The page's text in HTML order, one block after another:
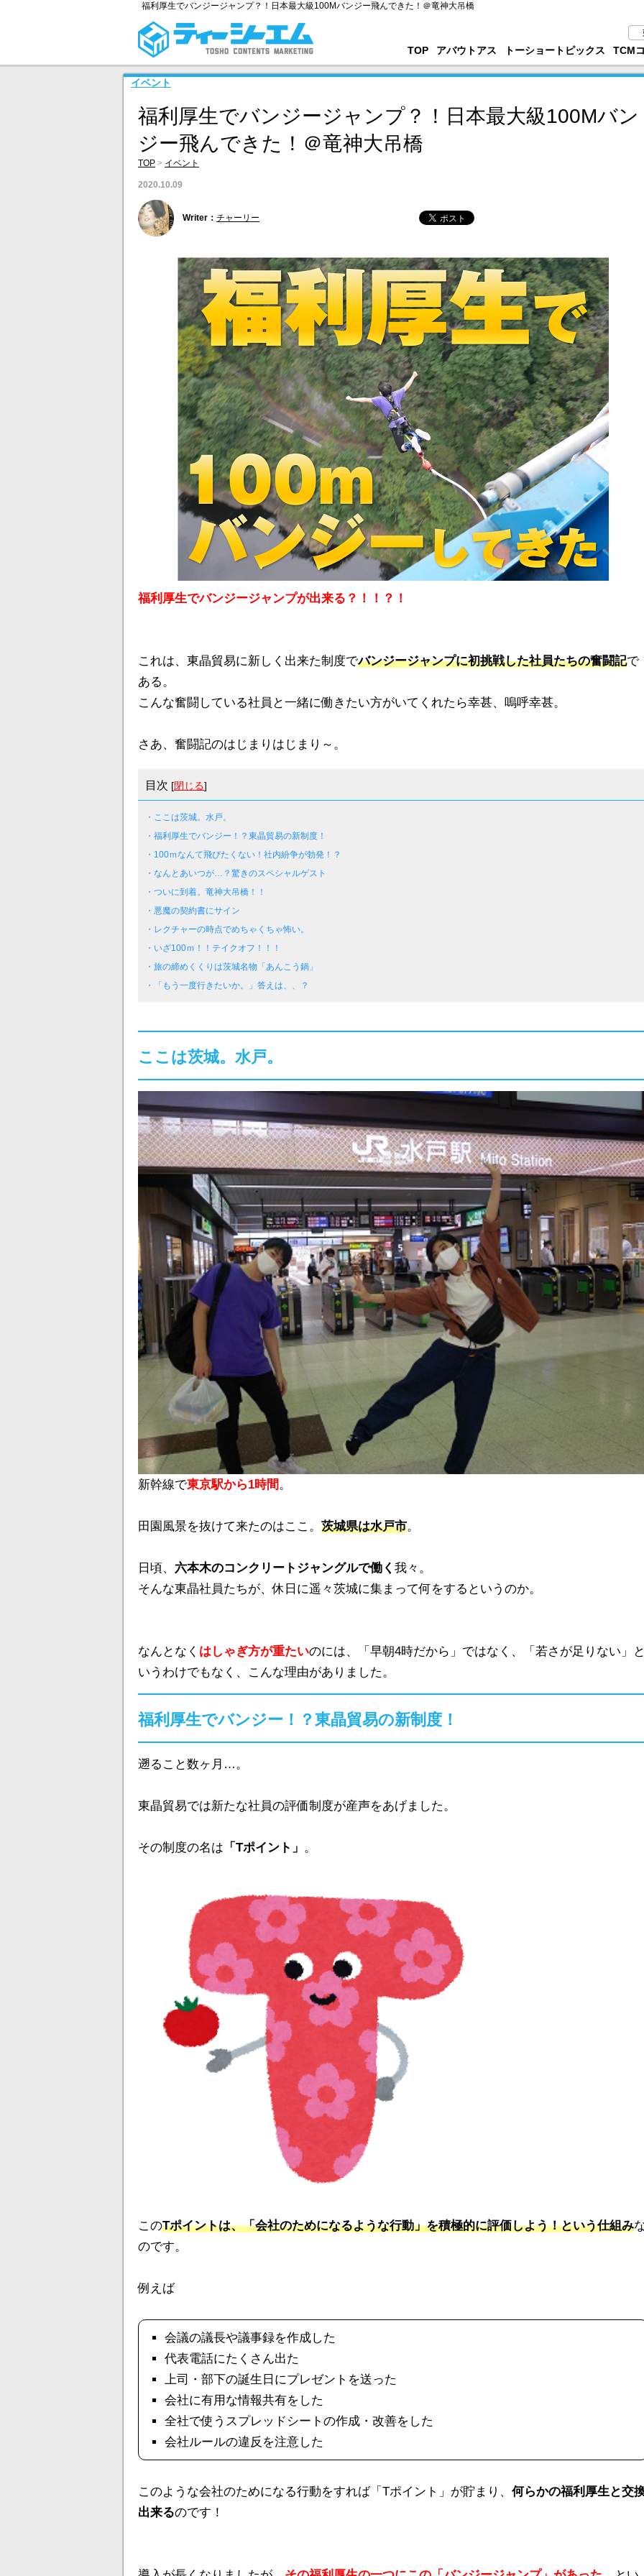
福利厚生でバンジージャンプ？！日本最大級100Mバンジー飛んできた！＠竜神大吊橋
TOP アバウトアス トーショートピックス TCM
イベント
福利厚生でバンジージャンプ？！日本最大級100Mバン
ジー飛んできた！＠竜神大吊橋
TOP > イベント
2020.10.09
Writer： チャーリー
福利厚生でバンジージャンプが出来る？！！？！
これは、東晶貿易に新しく出来た制度でバンジージャンプに初挑戦した社員たちの奮闘記で
ある。
こんな奮闘している社員と一緒に働きたい方がいてくれたら幸甚、嗚呼幸甚。
さあ、奮闘記のはじまりはじまり～。
目次 [閉じる]
・ここは茨城。水戸。
・福利厚生でバンジー！？東晶貿易の新制度！
・100ｍなんて飛びたくない！社内紛争が勃発！？
・なんとあいつが…？驚きのスペシャルゲスト
・ついに到着。竜神大吊橋！！
・悪魔の契約書にサイン
・レクチャーの時点でめちゃくちゃ怖い。
・いざ100ｍ！！テイクオフ！！！
・旅の締めくくりは茨城名物「あんこう鍋」
・「もう一度行きたいか。」答えは、、？
ここは茨城。水戸。
新幹線で東京駅から1時間 。
田園風景を抜けて来たのはここ。 茨城県は水戸市。
日頃、 六本木のコンクリートジャングルで働く 我々。
そんな東晶社員たちが、休日に遥々茨城に集まって何をするというのか。
なんとなく はしゃぎ方が重たいのには、「早朝4時だから」ではなく、「若さが足りない」
いうわけでもなく、こんな理由がありました。
福利厚生でバンジー！？東晶貿易の新制度！
遡ること数ヶ月…。
東晶貿易では新たな社員の評価制度が産声をあげました。
その制度の名は 「Tポイント」 。
このTポイントは、「会社のためになるような行動」を積極的に評価しよう！という仕組み
のです。
例えば
会議の議長や議事録を作成した
代表電話にたくさん出た
上司・部下の誕生日にプレゼントを送った
会社に有用な情報共有をした
全社で使うスプレッドシートの作成・改善をした
会社ルールの違反を注意した
このような会社のためになる行動をすれば「Tポイント」が貯まり、 何らかの福利厚生と交
出来るのです！